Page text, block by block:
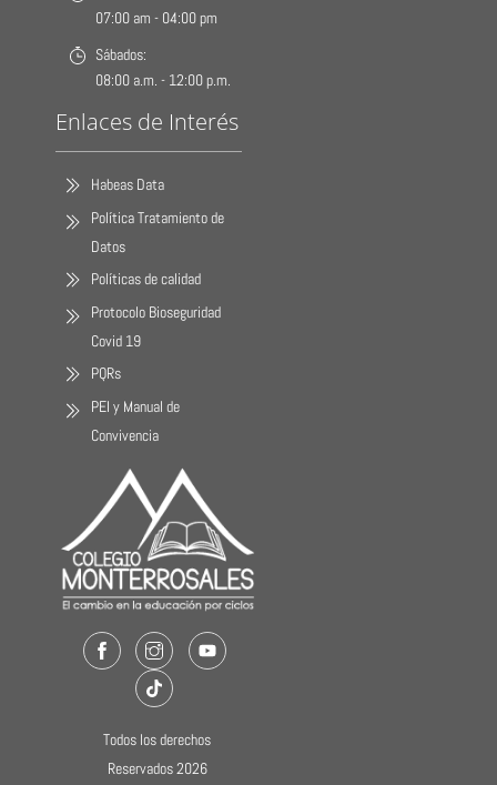
07:00 am - 04:00 pm
Sábados:
08:00 a.m. - 12:00 p.m.
Enlaces de Interés
Habeas Data
Política Tratamiento de
Datos
Políticas de calidad
Protocolo Bioseguridad
Covid 19
PQRs
PEI y Manual de
Convivencia
FacebookInstagramYoutube
TikTok
Todos los derechos
Reservados 2026